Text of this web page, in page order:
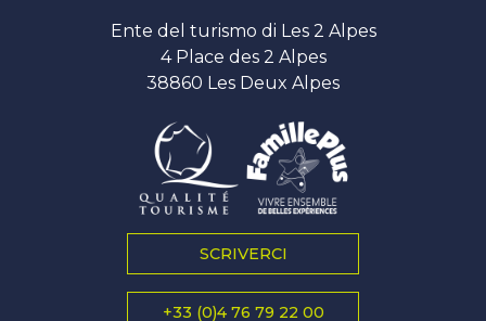
Ente del turismo di Les 2 Alpes
4 Place des 2 Alpes
38860 Les Deux Alpes
SCRIVERCI
+33 (0)4 76 79 22 00